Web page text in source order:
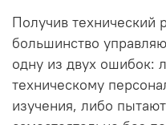
Получив технический
большинство
одну из двух ошибок:
техническому
изучения, либо